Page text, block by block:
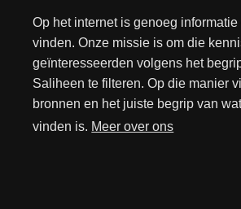
Op het internet is genoeg
vinden. Onze missie is om die
geïnteresseerden volgens het
Saliheen te filteren. Op die manier
bronnen en het juiste begrip van
vinden is. Meer over ons